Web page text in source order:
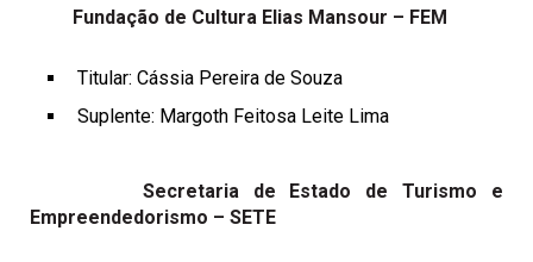
Fundação de Cultura Elias Mansour – FEM
Titular: Cássia Pereira de Souza
Suplente: Margoth Feitosa Leite Lima
Secretaria de Estado de Turismo e
Empreendedorismo – SETE